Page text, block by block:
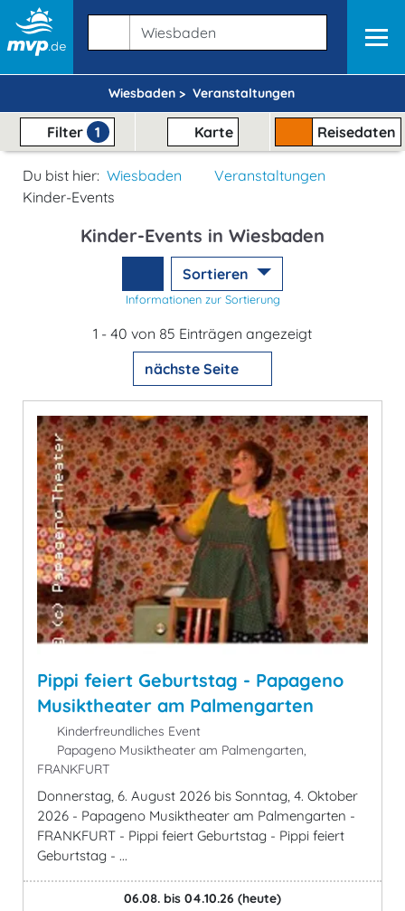
Wiesbaden > Veranstaltungen
Filter 1 Karte Reisedaten
Du bist hier: Wiesbaden
Veranstaltungen
Kinder-Events
Kinder-Events in Wiesbaden
Sortieren
Informationen zur Sortierung
1 - 40 von 85 Einträgen angezeigt
nächste Seite
Pippi feiert Geburtstag - Papageno
Musiktheater am Palmengarten
Kinderfreundliches Event
Papageno Musiktheater am Palmengarten,
FRANKFURT
Donnerstag, 6. August 2026 bis Sonntag, 4. Oktober
2026 - Papageno Musiktheater am Palmengarten -
FRANKFURT - Pippi feiert Geburtstag - Pippi feiert
Geburtstag - ...
06.08. bis 04.10.26 (heute)